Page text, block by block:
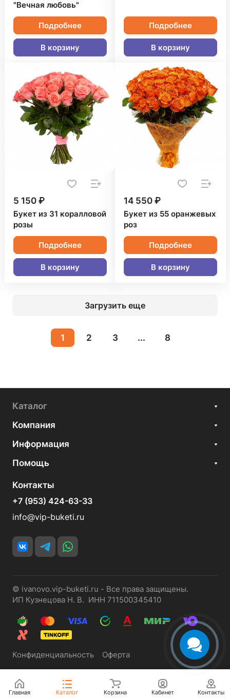
"Вечная любовь"
Подробнее
В корзину
Подробнее
В корзину
5 150 ₽
Букет из 31 коралловой
розы
Подробнее
В корзину
14 550 ₽
Букет из 55 оранжевых
роз
Подробнее
В корзину
Загрузить еще
1 2 3 ... 8
Каталог
Компания
Информация
Помощь
Контакты
+7 (953) 424-63-33
info@vip-buketi.ru
© ivanovo.vip-buketi.ru - Все права защищены.
ИП Кузнецова Н. В. ИНН 711500345410
Конфиденциальность Оферта
Главная Каталог Корзина Кабинет Контакты